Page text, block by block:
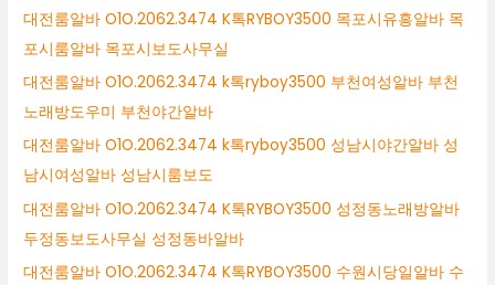
대전룸알바 O1O.2062.3474 K톡RYBOY3500 목포시유흥알바 목
포시룸알바 목포시보도사무실
대전룸알바 O1O.2062.3474 k톡ryboy3500 부천여성알바 부천
노래방도우미 부천야간알바
대전룸알바 O1O.2062.3474 k톡ryboy3500 성남시야간알바 성
남시여성알바 성남시룸보도
대전룸알바 O1O.2062.3474 K톡RYBOY3500 성정동노래방알바
두정동보도사무실 성정동바알바
대전룸알바 O1O.2062.3474 K톡RYBOY3500 수원시당일알바 수